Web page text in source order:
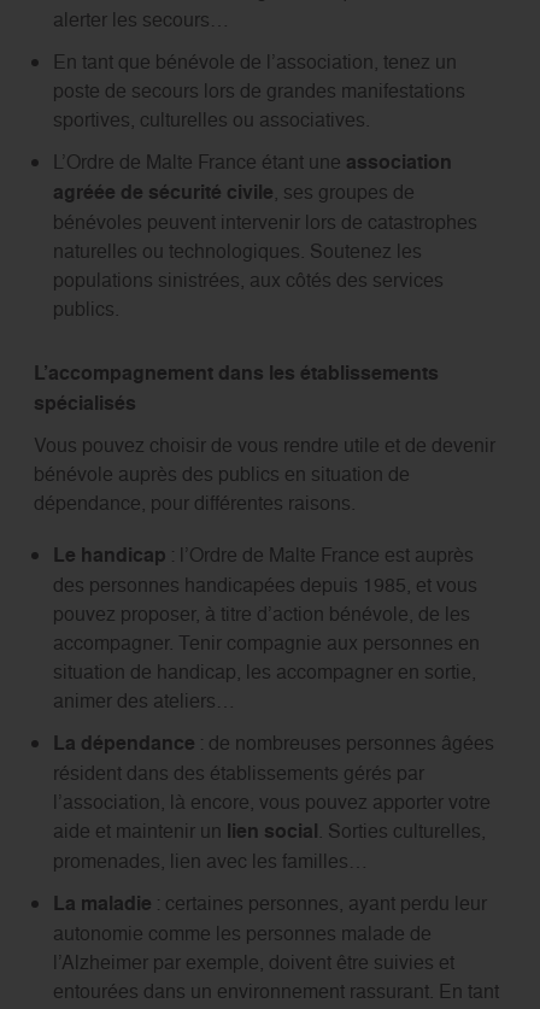
alerter les secours…
En tant que bénévole de l’association, tenez un
poste de secours lors de grandes manifestations
sportives, culturelles ou associatives.
L’Ordre de Malte France étant une association
agréée de sécurité civile, ses groupes de
bénévoles peuvent intervenir lors de catastrophes
naturelles ou technologiques. Soutenez les
populations sinistrées, aux côtés des services
publics.
L’accompagnement dans les établissements
spécialisés
Vous pouvez choisir de vous rendre utile et de devenir
bénévole auprès des publics en situation de
dépendance, pour différentes raisons.
Le handicap : l’Ordre de Malte France est auprès
des personnes handicapées depuis 1985, et vous
pouvez proposer, à titre d’action bénévole, de les
accompagner. Tenir compagnie aux personnes en
situation de handicap, les accompagner en sortie,
animer des ateliers…
La dépendance : de nombreuses personnes âgées
résident dans des établissements gérés par
l’association, là encore, vous pouvez apporter votre
aide et maintenir un lien social. Sorties culturelles,
promenades, lien avec les familles…
La maladie : certaines personnes, ayant perdu leur
autonomie comme les personnes malade de
l’Alzheimer par exemple, doivent être suivies et
entourées dans un environnement rassurant. En tant